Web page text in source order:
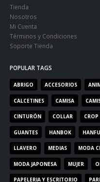
Tienda
Nosotros
Mi Cuenta
Términos y Condiciones
Soporte Tienda
POPULAR TAGS
ABRIGO ACCESORIOS
CALCETINES CAMISA
CINTURÓN COLLAR
GUANTES HANBOK HANFU
LLAVERO MEDIAS MODA
MODA JAPONESA MUJER
PAPELERIA Y ESCRITORIO